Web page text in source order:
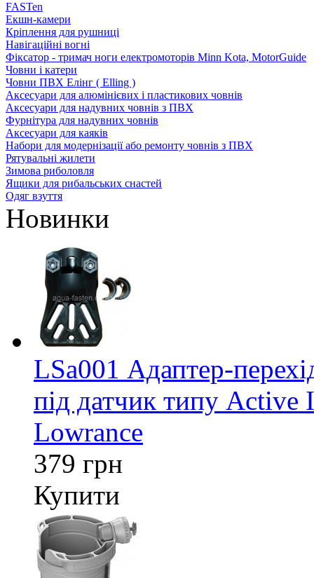
FASTen
Екшн-камери
Кріплення для рушниці
Навігаційні вогні
Фіксатор - тримач ноги електромоторів Minn Kota, MotorGuide
Човни і катери
Човни ПВХ Елінг ( Elling )
Аксесуари для алюмінієвих і пластикових човнів
Аксесуари для надувних човнів з ПВХ
Фурнітура для надувних човнів
Аксесуари для каяків
Набори для модернізації або ремонту човнів з ПВХ
Рятувальні жилети
Зимова риболовля
Ящики для рибальських снастей
Одяг взуття
Новинки
LSa001 Адаптер-
під датчик типу Active
Lowrance
379 грн
Купити